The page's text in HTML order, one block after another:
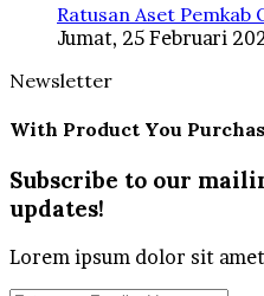
Ratusan Aset Pemkab
Jumat, 25 Februari
Newsletter
With Product You
Subscribe to our
updates!
Lorem ipsum dolor sit